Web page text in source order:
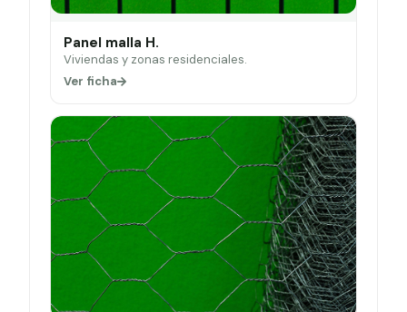
Panel malla H.
Viviendas y zonas residenciales.
Ver ficha